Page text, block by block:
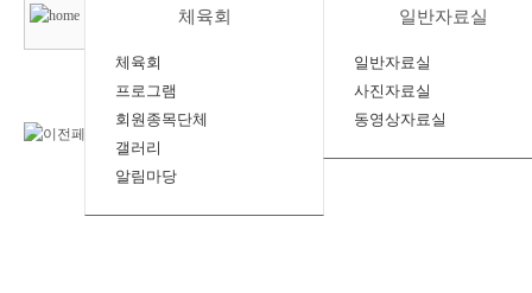
체육회
체육회
프로그램
회원종목단체
갤러리
알림마당
일반자료실
일반자료실
사진자료실
동영상자료실